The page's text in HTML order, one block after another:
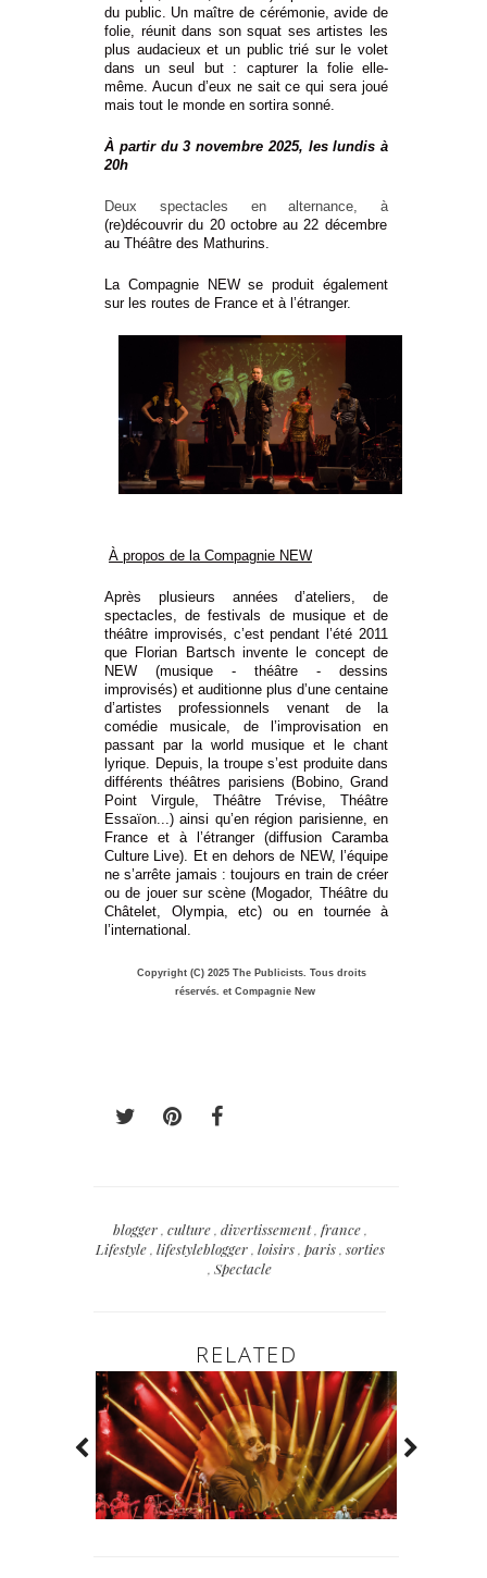
du public. Un maître de cérémonie, avide de
folie, réunit dans son squat ses artistes les
plus audacieux et un public trié sur le volet
dans un seul but : capturer la folie elle-
même. Aucun d’eux ne sait ce qui sera joué
mais tout le monde en sortira sonné.
À partir du 3 novembre 2025, les lundis à
20h
Deux spectacles en alternance, à
(re)découvrir du 20 octobre au 22 décembre
au Théâtre des Mathurins.
La Compagnie NEWse produit également
sur les routes de France et à l’étranger.
À propos de la Compagnie NEW
Après plusieurs années d’ateliers, de
spectacles, de festivals de musique et de
théâtre improvisés, c’est pendant l’été 2011
que Florian Bartsch invente le concept de
NEW (musique - théâtre - dessins
improvisés) et auditionne plus d’une centaine
d’artistes professionnels venant de la
comédie musicale, de l’improvisation en
passant par la world musique et le chant
lyrique. Depuis, la troupe s’est produite dans
différents théâtres parisiens (Bobino, Grand
Point Virgule, Théâtre Trévise, Théâtre
Essaïon...) ainsi qu’en région parisienne, en
France et à l’étranger (diffusion Caramba
Culture Live). Et en dehors de NEW, l’équipe
ne s’arrête jamais : toujours en train de créer
ou de jouer sur scène (Mogador, Théâtre du
Châtelet, Olympia, etc) ou en tournée à
l’international.
Copyright (C) 2025 The Publicists. Tous droits
réservés. et Compagnie New
blogger, culture, divertissement, france,
Lifestyle, lifestyleblogger, loisirs, paris, sorties
, Spectacle
RELATED